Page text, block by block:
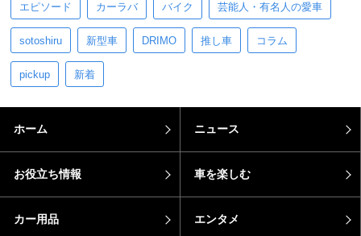
エピソード カーラバ バイク 芸能人・有名人の愛車
sotoshiru 新型車 DRIMO 推し車 コラム
pickup 新着
ホーム ニュース
お役立ち情報 車を楽しむ
カー用品 エンタメ